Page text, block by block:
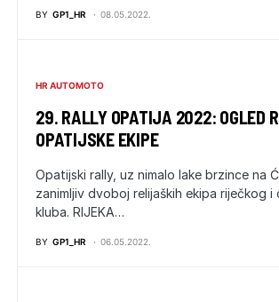
BY GP1_HR 08.05.2022.
HR AUTOMOTO
29. RALLY OPATIJA 2022: OGLED
OPATIJSKE EKIPE
Opatijski rally, uz nimalo lake brzince na
zanimljiv dvoboj relijaških ekipa riječkog i
kluba. RIJEKA…
BY GP1_HR 06.05.2022.